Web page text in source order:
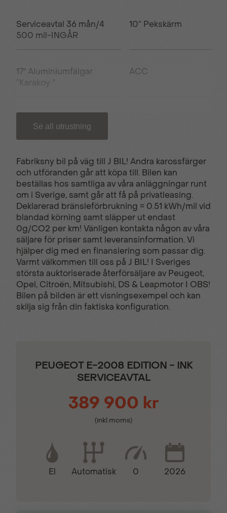
Serviceavtal 36 mån/4
500 mil-INGÅR
10” Pekskärm
17" Aluminiumfälgar
“Karakoy ”
ACC
Alcantara/halvläderklädsel
Ambient LED-
belysning med 8
färgval
Black Diamond -tak Dödavinkelvarnare
Elektiskt justerbar
förarstol
Elektriskt justerbara
sidospeglar
Elektriskt uppvärmda
Elfönsterhissar fram
strålkastare
Förarstol med massage Heljusassistent
Keyless lås- &
Laddkabel MODE 3
Se all utrustning
Fabriksny bil på väg till J BIL! Andra karossfärger
och utföranden går att köpa till. Bilen kan
beställas hos samtliga av våra anläggningar runt
om i Sverige, samt går att få på privatleasing.
Deklarerad bränsleförbrukning = 0.51 kWh/mil vid
blandad körning samt släpper ut endast
0g/CO2 per km! Vänligen kontakta någon av våra
säljare för priser samt leveransinformation. Vi
hjälper dig med en finansiering som passar dig.
Varmt välkommen till oss på J BIL! I Sveriges
största auktoriserade återförsäljare av Peugeot,
Opel, Citroën, Mitsubishi, DS & Leapmotor I OBS!
Bilen på bilden är ett visningsexempel och kan
skilja sig från din faktiska konfiguration.
PEUGEOT E-2008 EDITION - INK
SERVICEAVTAL
389 900 kr
(inkl.moms)
El Automatisk 0 2026